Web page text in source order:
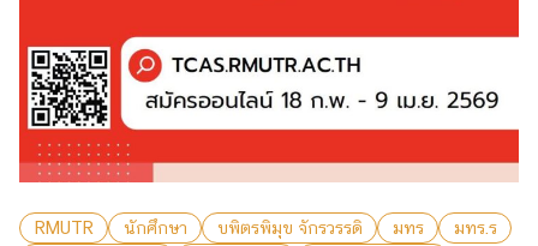
RMUTR นักศึกษา บพิตรพิมุข จักรวรรดิ มทร
มทร.ร